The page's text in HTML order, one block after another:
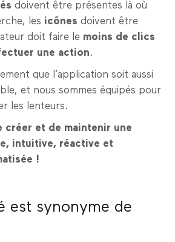
doivent être présentes là où
les icônes doivent être
doit faire le moins de clics
une action.
que l’application soit aussi
et nous sommes équipés pour
les lenteurs.
créer et de maintenir une
intuitive, réactive et
!
est synonyme de